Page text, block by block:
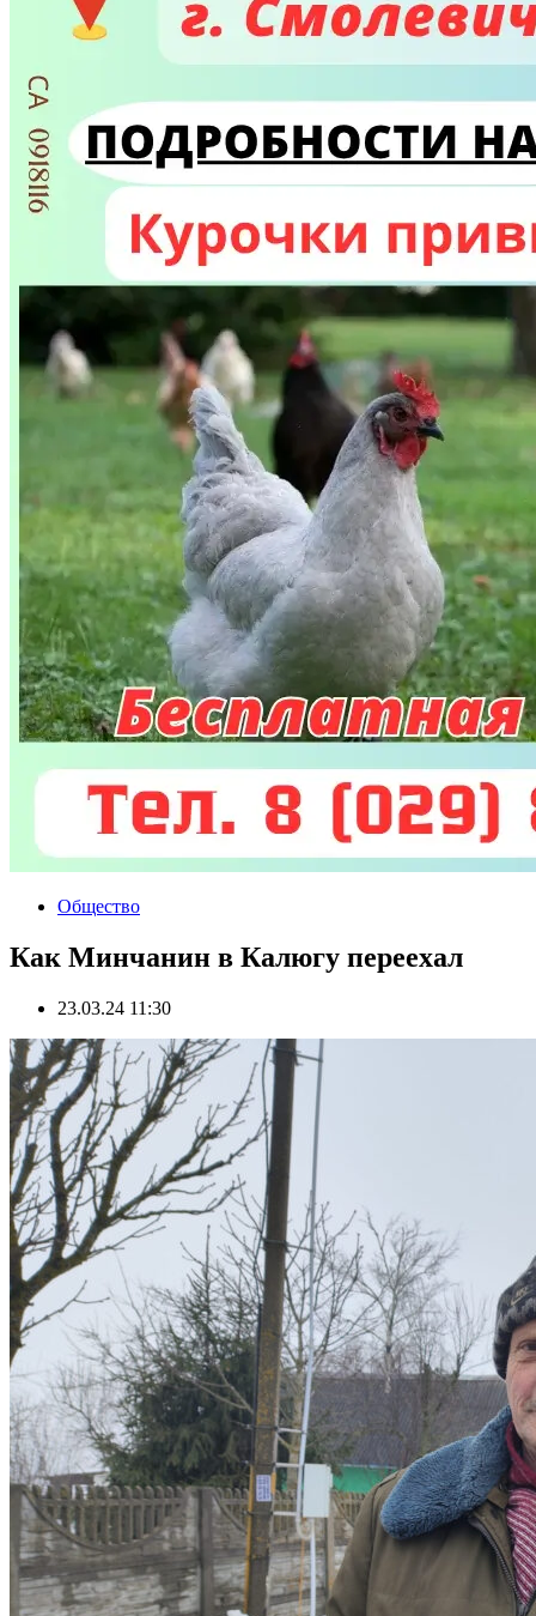
Общество
Как Минчанин в Калюгу переехал
23.03.24 11:30